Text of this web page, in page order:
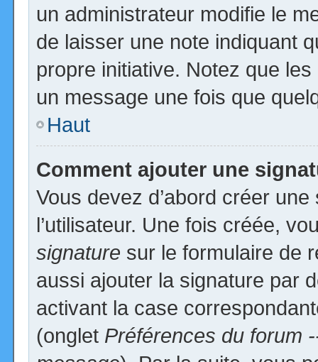
un administrateur modifie le
de laisser une note indiquant
propre initiative. Notez que
un message une fois que
Haut
Comment ajouter une
Vous devez d’abord créer
l’utilisateur. Une fois créée,
signature sur le formulaire de
aussi ajouter la signature par
activant la case
(onglet Préférences du forum